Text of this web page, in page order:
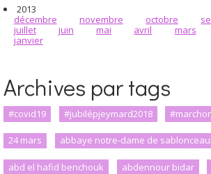
2013
décembre
novembre octobre
juillet
juin mai avril mars
janvier
Archives par tags
#covid19 #jubilépjeymard2018
24 mars abbaye notre-dame de
abd el hafid benchouk abdennour bidar